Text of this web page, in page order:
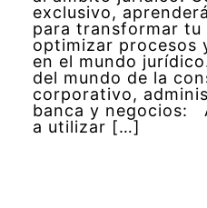
exclusivo,
para transformar tu
optimizar procesos
en el mundo
del mundo de la
corporativo,
banca y negocios:
a utilizar […]